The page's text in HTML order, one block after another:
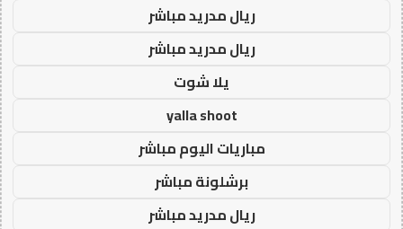
ريال مدريد مباشر
ريال مدريد مباشر
يلا شوت
yalla shoot
مباريات اليوم مباشر
برشلونة مباشر
ريال مدريد مباشر